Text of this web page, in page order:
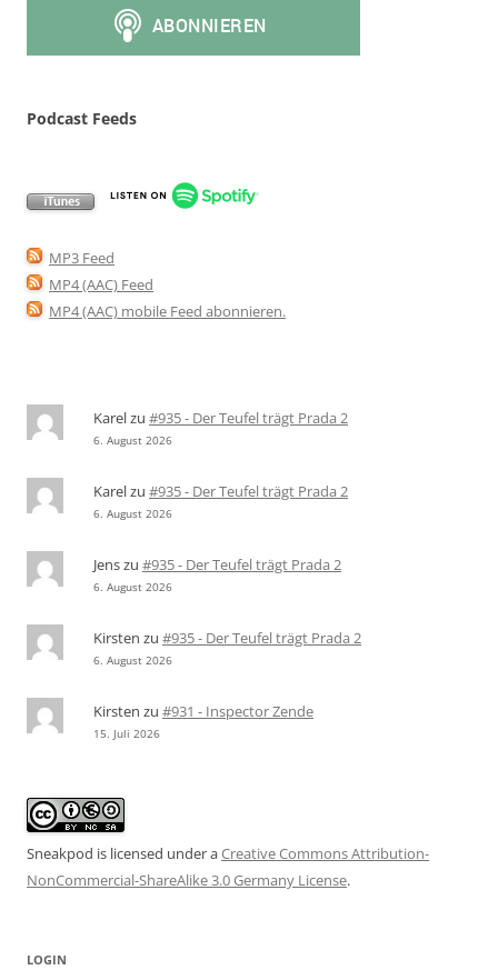
Podcast Feeds
MP3 Feed
MP4 (AAC) Feed
MP4 (AAC) mobile Feed abonnieren.
Karelzu #935 - Der Teufel trägt Prada 2
6. August 2026
Karelzu #935 - Der Teufel trägt Prada 2
6. August 2026
Jenszu #935 - Der Teufel trägt Prada 2
6. August 2026
Kirsten zu #935 - Der Teufel trägt Prada 2
6. August 2026
Kirsten zu #931 - Inspector Zende
15. Juli 2026
Sneakpod is licensed under aCreative Commons Attribution-
NonCommercial-ShareAlike 3.0 Germany License.
LOGIN